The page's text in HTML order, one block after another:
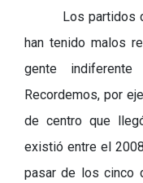
Los partidos
han tenido malos
gente
Recordemos, por
de centro que
existió entre el
pasar de los cinco